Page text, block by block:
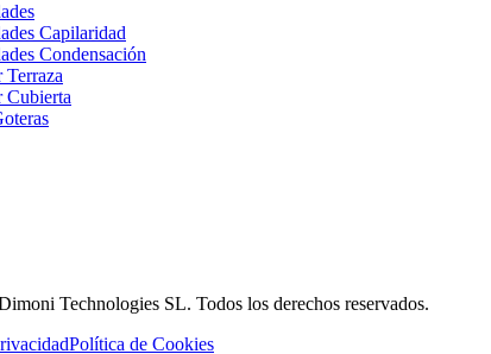
Capilaridad
Condensación
Terraza
Cubierta
Technologies SL. Todos los derechos reservados.
Política de Cookies